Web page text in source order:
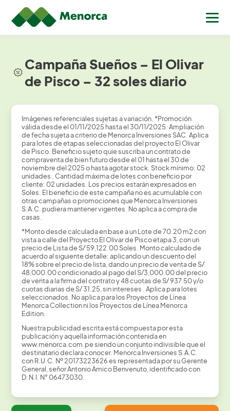
Campaña Sueños – El Olivar
de Pisco – 32 soles diario
Imágenes referenciales sujetas a variación. *Promoción
válida desde el 01/11/2025 hasta el 30/11/2025. Ampliación
de fecha sujeta a criterio de Menorca Inversiones SAC. Aplica
para lotes de etapas seleccionadas del proyecto El Olivar
de Pisco. Beneficio sujeto quie suscriba un contrato de
compraventa de bien futuro desde el 01 hasta el 30 de
noviembre del 2025 o hasta agotar stock. Stock mínimo: 02
unidades . Cantidad máxima de lotes con beneficio por
cliente: 02 unidades. Los precios estarán expresados en
Soles. El beneficio de este campaña no es acumulable con
otras campañas o promociones que Menorca Inversiones
S.A.C. pudiera mantener vigentes. No aplica a compra de
casas.
*Monto desde calculada en base a un Lote de 70.20 m2 con
vista a calle del Proyecto El Olivar de Pisco etapa 3, con un
precio de Lista de S/ 59,122.00 Soles. Monto calculado de
acuerdo al siguiente detalle: aplicando un descuento del
18% sobre el precio de lista, dando un precio de venta de S/
48,000.00 condicionado al pago del S/3,000.00 del precio
de venta a la firma del contrato y 48 cuotas de S/ 937.50 y/o
cuotas diarias de S/ 31.25, sin intereses . Aplica para lotes
seleccionados. No aplica para los Proyectos de Línea
Menorca Collection ni los Proyectos de Línea Menorca
Edition.
Nuestra publicidad escrita está compuesta por esta
publicación y aquella información contenida en
www.menorca.com.pe siendo un conjunto indivisible que el
destinatario declara conocer. Menorca Inversiones S.A.C.
con R.U.C. Nº 20173223626 es representada por su Gerente
General, señor Antonio Amico Benvenuto, identificado con
D.N.I. N° 06473030.